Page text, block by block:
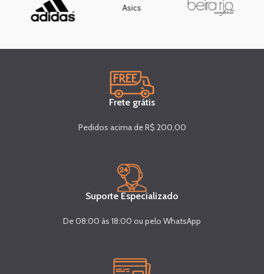
Asics
Frete grátis
Pedidos acima de R$ 200,00
Suporte Especializado
De 08:00 às 18:00 ou pelo WhatsApp